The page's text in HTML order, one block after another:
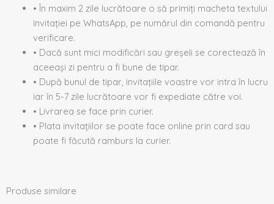
• În maxim 2 zile lucrătoare o să primiți macheta textului
invitației pe WhatsApp, pe numărul din comandă pentru
verificare.
• Dacă sunt mici modificări sau greșeli se corectează în
aceeași zi pentru a fi bune de tipar.
• După bunul de tipar, invitațiile voastre vor intra în lucru
iar în 5-7 zile lucrătoare vor fi expediate către voi.
• Livrarea se face prin curier.
• Plata invitațiilor se poate face online prin card sau
poate fi făcută ramburs la curier.
Produse similare